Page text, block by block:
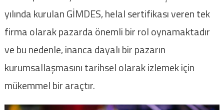
yılında kurulan GİMDES, helal sertifikası veren tek
firma olarak pazarda önemli bir rol oynamaktadır
ve bu nedenle, inanca dayalı bir pazarın
kurumsallaşmasını tarihsel olarak izlemek için
mükemmel bir araçtır.